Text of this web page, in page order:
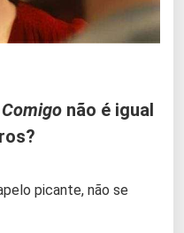
não é igual
picante, não se